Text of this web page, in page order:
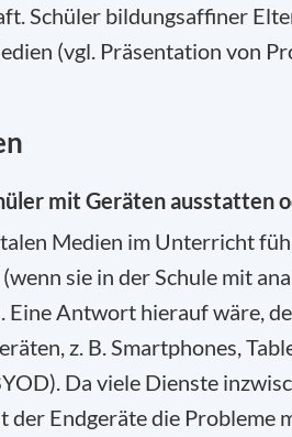
Schüler bildungsaffiner
(vgl. Präsentation von
mit Geräten ausstatten
Medien im Unterricht
sie in der Schule mit
Antwort hierauf wäre,
z. B. Smartphones,
Da viele Dienste
Endgeräte die Probleme